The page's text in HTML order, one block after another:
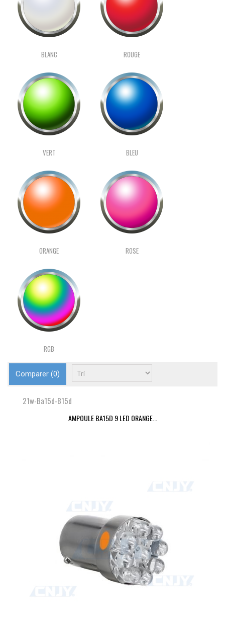
BLANC ROUGE
VERT BLEU
ORANGE ROSE
RGB
Comparer (0)
21w-Ba15d-B15d
AMPOULE BA15D 9 LED ORANGE...